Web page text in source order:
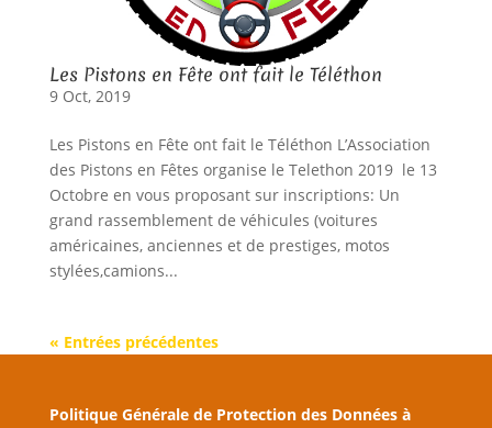
Les Pistons en Fête ont fait le Téléthon
9 Oct, 2019
Les Pistons en Fête ont fait le Téléthon L’Association
des Pistons en Fêtes organise le Telethon 2019 le 13
Octobre en vous proposant sur inscriptions: Un
grand rassemblement de véhicules (voitures
américaines, anciennes et de prestiges, motos
stylées,camions...
« Entrées précédentes
Politique Générale de Protection des Données à